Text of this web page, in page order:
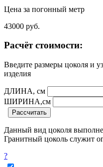
Цена за погонный метр
43000 руб.
Расчёт стоимости:
Введите размеры цоколя и
изделия
ДЛИНА, см
ШИРИНА,см
Рассчитать
Данный вид цоколя
Гранитный цоколь служит
?